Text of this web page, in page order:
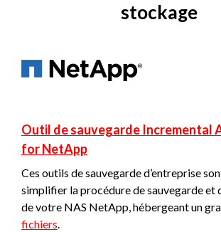
stockage
Outil de sauvegarde Incremental
for NetApp
Ces outils de sauvegarde d’entreprise
simplifier la procédure de sauvegarde et
de votre NAS NetApp, hébergeant un
fichiers.